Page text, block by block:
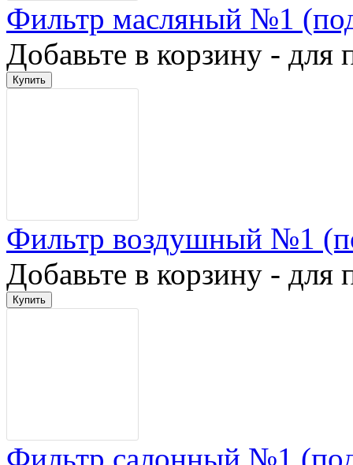
Фильтр масляный №1
Добавьте в корзину - для
Фильтр воздушный №1
Добавьте в корзину - для
Фильтр салонный №1